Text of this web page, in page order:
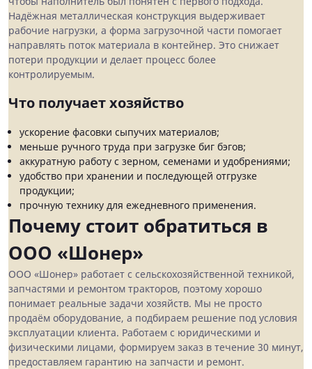
Надёжная металлическая конструкция выдерживает
рабочие нагрузки, а форма загрузочной части помогает
направлять поток материала в контейнер. Это снижает
потери продукции и делает процесс более
контролируемым.
Что получает хозяйство
ускорение фасовки сыпучих материалов;
меньше ручного труда при загрузке биг бэгов;
аккуратную работу с зерном, семенами и удобрениями;
удобство при хранении и последующей отгрузке
продукции;
прочную технику для ежедневного применения.
Почему стоит обратиться в
ООО «Шонер»
ООО «Шонер» работает с сельскохозяйственной техникой,
запчастями и ремонтом тракторов, поэтому хорошо
понимает реальные задачи хозяйств. Мы не просто
продаём оборудование, а подбираем решение под условия
эксплуатации клиента. Работаем с юридическими и
физическими лицами, формируем заказ в течение 30 минут,
предоставляем гарантию на запчасти и ремонт.